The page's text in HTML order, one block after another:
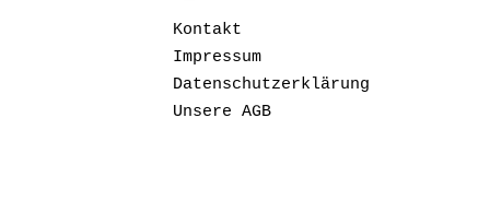
Kontakt
Impressum
Datenschutzerklärung
Unsere AGB